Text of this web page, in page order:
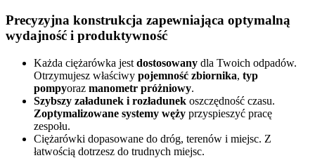
Precyzyjna konstrukcja zapewniająca optymalną
wydajność i produktywność
Każda ciężarówka jest dostosowany dla Twoich odpadów.
Otrzymujesz właściwy pojemność zbiornika, typ
pompyoraz manometr próżniowy.
Szybszy załadunek i rozładunek oszczędność czasu.
Zoptymalizowane systemy węży przyspieszyć pracę
zespołu.
Ciężarówki dopasowane do dróg, terenów i miejsc. Z
łatwością dotrzesz do trudnych miejsc.